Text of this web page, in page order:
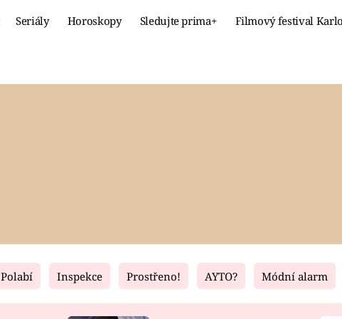
Seriály Horoskopy Sledujte prima+ Filmový festival
Fresh Living
Polabí Inspekce Prostřeno! AYTO? Módní alarm